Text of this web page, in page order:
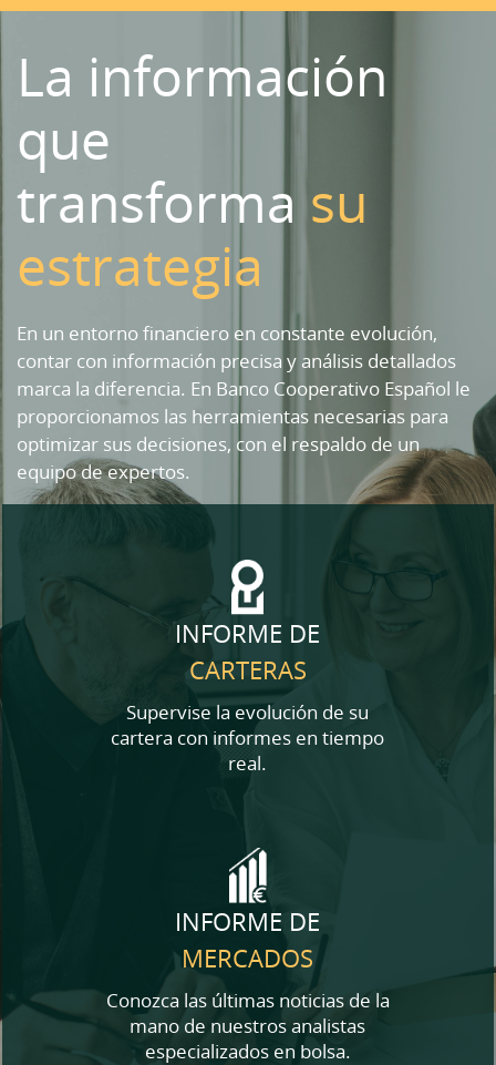
La información
que
transforma su
estrategia
En un entorno financiero en constante evolución,
contar con información precisa y análisis detallados
marca la diferencia. En Banco Cooperativo Español le
proporcionamos las herramientas necesarias para
optimizar sus decisiones, con el respaldo de un
equipo de expertos.
INFORME DE
CARTERAS
Supervise la evolución de su
cartera con informes en tiempo
real.
INFORME DE
MERCADOS
Conozca las últimas noticias de la
mano de nuestros analistas
especializados en bolsa.